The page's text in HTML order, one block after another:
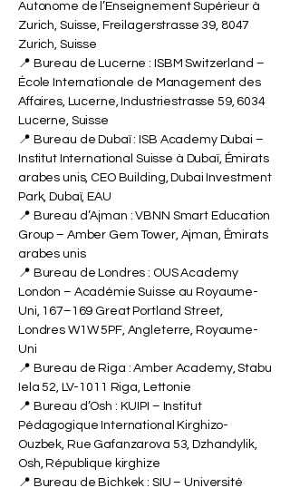
Autonome de l’Enseignement Supérieur à
Zurich, Suisse, Freilagerstrasse 39, 8047
Zurich, Suisse
📍 Bureau de Lucerne : ISBM Switzerland –
École Internationale de Management des
Affaires, Lucerne, Industriestrasse 59, 6034
Lucerne, Suisse
📍 Bureau de Dubaï : ISB Academy Dubai –
Institut International Suisse à Dubaï, Émirats
arabes unis, CEO Building, Dubai Investment
Park, Dubaï, EAU
📍 Bureau d’Ajman : VBNN Smart Education
Group – Amber Gem Tower, Ajman, Émirats
arabes unis
📍 Bureau de Londres : OUS Academy
London – Académie Suisse au Royaume-
Uni, 167–169 Great Portland Street,
Londres W1W 5PF, Angleterre, Royaume-
Uni
📍 Bureau de Riga : Amber Academy, Stabu
Iela 52, LV-1011 Riga, Lettonie
📍 Bureau d’Osh : KUIPI – Institut
Pédagogique International Kirghizo-
Ouzbek, Rue Gafanzarova 53, Dzhandylik,
Osh, République kirghize
📍 Bureau de Bichkek : SIU – Université